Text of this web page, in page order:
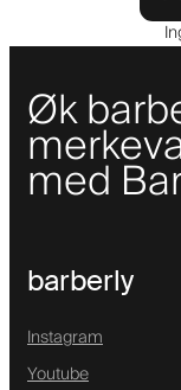
Øk
med
barberly
Instagram
Youtube